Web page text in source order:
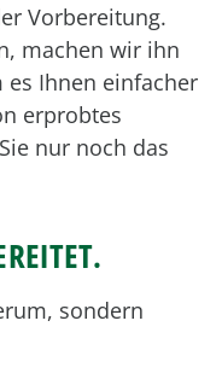
Vorbereitung.
machen wir ihn
es Ihnen einfacher
erprobtes
nur noch das
sondern